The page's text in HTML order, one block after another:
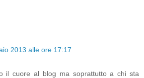
2013 alle ore 17:17
il cuore al blog ma soprattutto a chi sta